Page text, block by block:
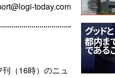
today.com
（16時）のニュ